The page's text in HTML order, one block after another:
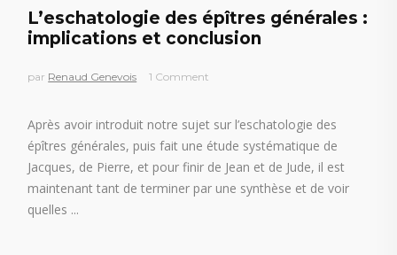
L’eschatologie des épîtres générales :
implications et conclusion
par Renaud Genevois 1 Comment
Après avoir introduit notre sujet sur l’eschatologie des
épîtres générales, puis fait une étude systématique de
Jacques, de Pierre, et pour finir de Jean et de Jude, il est
maintenant tant de terminer par une synthèse et de voir
quelles